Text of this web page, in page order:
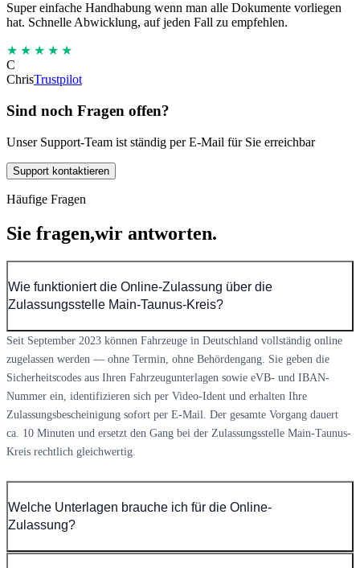
Super einfache Handhabung wenn man alle Dokumente vorliegen
hat. Schnelle Abwicklung, auf jeden Fall zu empfehlen.
★★★★★
C
ChrisTrustpilot
Sind noch Fragen offen?
Unser Support-Team ist ständig per E-Mail für Sie erreichbar
Support kontaktieren
Häufige Fragen
Sie fragen,wir antworten.
Wie funktioniert die Online-Zulassung über die
Zulassungsstelle Main-Taunus-Kreis?
Seit September 2023 können Fahrzeuge in Deutschland vollständig online
zugelassen werden — ohne Termin, ohne Behördengang. Sie geben die
Sicherheitscodes aus Ihren Fahrzeugunterlagen sowie eVB- und IBAN-
Nummer ein, identifizieren sich per Video-Ident und erhalten Ihre
Zulassungsbescheinigung sofort per E-Mail. Der gesamte Vorgang dauert
ca. 10 Minuten und ersetzt den Gang bei der Zulassungsstelle Main-Taunus-
Kreis rechtlich gleichwertig.
Welche Unterlagen brauche ich für die Online-
Zulassung?